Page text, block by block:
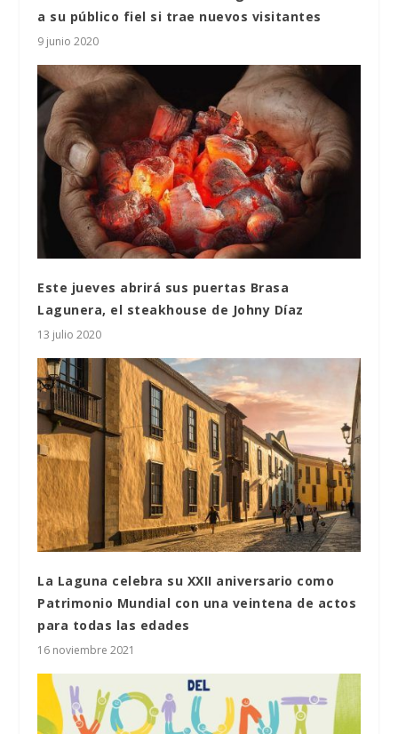
a su público fiel si trae nuevos visitantes
9 junio 2020
Este jueves abrirá sus puertas Brasa
Lagunera, el steakhouse de Johny Díaz
13 julio 2020
La Laguna celebra su XXII aniversario como
Patrimonio Mundial con una veintena de actos
para todas las edades
16 noviembre 2021